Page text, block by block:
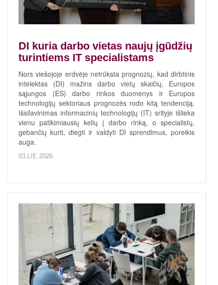
DI kuria darbo vietas naujų įgūdžių
turintiems IT specialistams
Nors viešojoje erdvėje netrūksta prognozių, kad dirbtinis
intelektas (DI) mažins darbo vietų skaičių, Europos
sąjungos (ES) darbo rinkos duomenys ir Europos
technologijų sektoriaus prognozės rodo kitą tendenciją.
Išsilavinimas informacinių technologijų (IT) srityje išlieka
vienu patikimiausių kelių į darbo rinką, o specialistų,
gebančių kurti, diegti ir valdyti DI sprendimus, poreikis
auga.
03.LIE.2026